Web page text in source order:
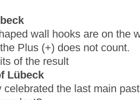
wall hooks are on the
Plus (+) does not count.
of the result
Lübeck
celebrated the last main